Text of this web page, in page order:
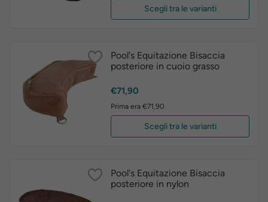
Scegli tra le varianti
Pool's Equitazione Bisaccia
posteriore in cuoio grasso
Prezzo
€71,90
Prima era €71,90
Scegli tra le varianti
Pool's Equitazione Bisaccia
posteriore in nylon